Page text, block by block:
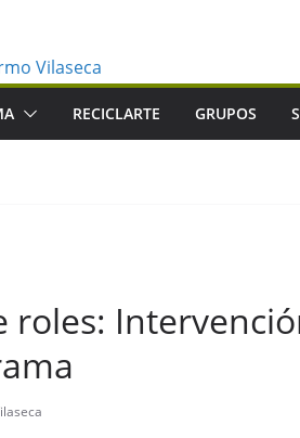
RECICLARTE GRUPOS
roles: